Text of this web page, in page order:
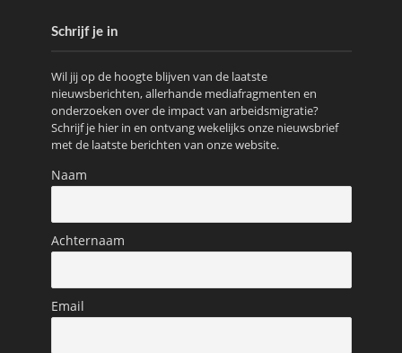
Schrijf je in
Wil jij op de hoogte blijven van de laatste
nieuwsberichten, allerhande mediafragmenten en
onderzoeken over de impact van arbeidsmigratie?
Schrijf je hier in en ontvang wekelijks onze nieuwsbrief
met de laatste berichten van onze website.
Naam
Achternaam
Email